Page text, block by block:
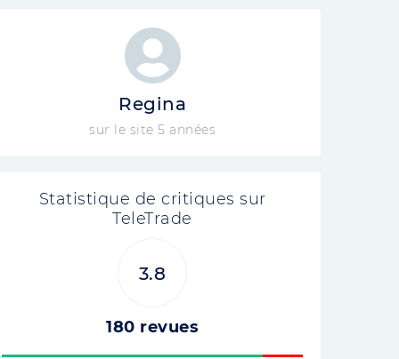
Regina
sur le site 5 années
Statistique de critiques sur
TeleTrade
3.8
180 revues